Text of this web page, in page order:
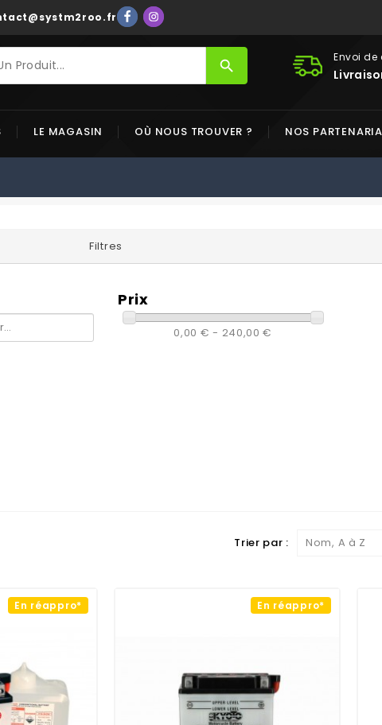
Envoi de
search
LE MAGASIN OÙ NOUS TROUVER ? NOS
Filtres
Prix
0,00 € - 240,00 €
Trier par : Nom, A à Z
En réappro* En réappro*